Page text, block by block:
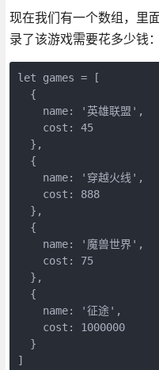
现在我们有一个数组，里
录了该游戏需要花多少钱：
let games = [
  {
    name: '英雄联盟',
    cost: 45
  },
  {
    name: '穿越火线',
    cost: 888
  },
  {
    name: '魔兽世界',
    cost: 75
  },
  {
    name: '征途',
    cost: 1000000
  }